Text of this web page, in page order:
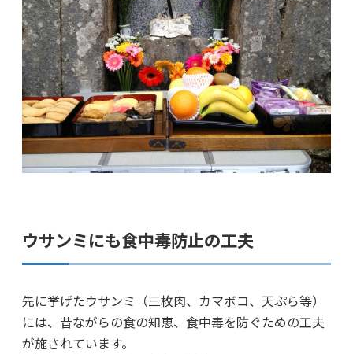
ウサンミにも食中毒防止の工夫
先に挙げたウサンミ（三枚肉、カマボコ、天ぷら等）
には、昔ながらの食の知恵、食中毒を防ぐための工夫
が施されています。